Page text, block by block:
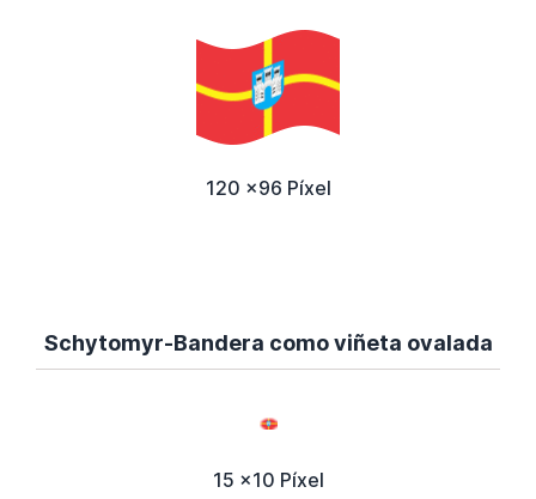
120 x96 Píxel
Schytomyr-Bandera como viñeta ovalada
15 x10 Píxel